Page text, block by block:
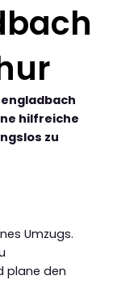
hilfreiche
zu
Umzugs.
plane den